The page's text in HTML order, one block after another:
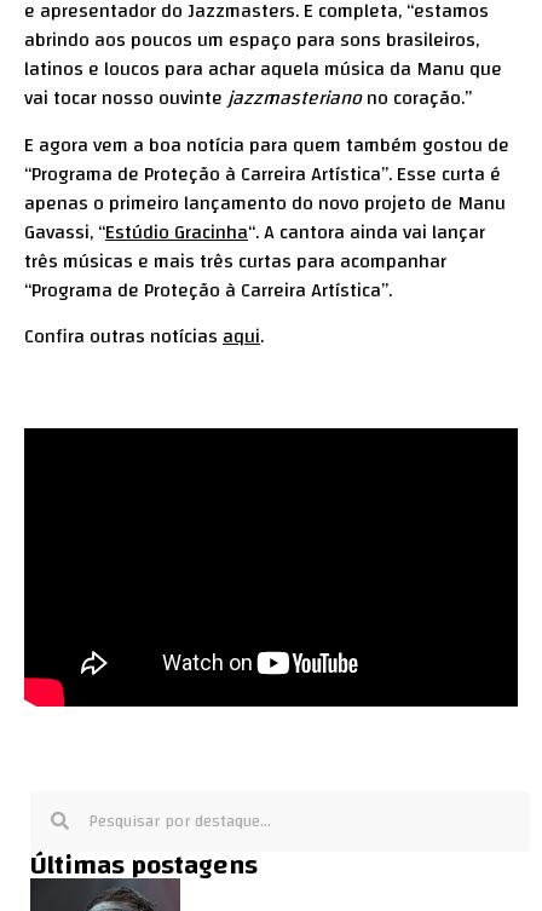
e apresentador do Jazzmasters. E completa, “estamos
abrindo aos poucos um espaço para sons brasileiros,
latinos e loucos para achar aquela música da Manu que
vai tocar nosso ouvintejazzmasterianono coração.”
E agora vem a boa notícia para quem também gostou de
“Programa de Proteção à Carreira Artística”. Esse curta é
apenas o primeiro lançamento do novo projeto de Manu
Gavassi, “Estúdio Gracinha“. A cantora ainda vai lançar
três músicas e mais três curtas para acompanhar
“Programa de Proteção à Carreira Artística”.
Confira outras notíciasaqui.
Últimas postagens